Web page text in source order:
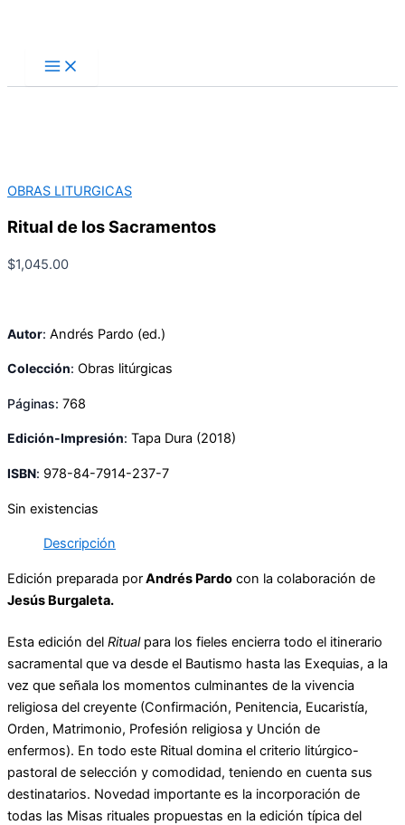
contenido
OBRAS LITURGICAS
Ritual de los Sacramentos
$1,045.00
Autor: Andrés Pardo (ed.)
Colección: Obras litúrgicas
Páginas: 768
Edición-Impresión: Tapa Dura (2018)
ISBN: 978-84-7914-237-7
Sin existencias
Descripción
Edición preparada porAndrés Pardo con la colaboración de
Jesús Burgaleta.
Esta edición del Ritualpara los fieles encierra todo el itinerario
sacramental que va desde el Bautismo hasta las Exequias, a la
vez que señala los momentos culminantes de la vivencia
religiosa del creyente (Confirmación, Penitencia, Eucaristía,
Orden, Matrimonio, Profesión religiosa y Unción de
enfermos). En todo este Ritual domina el criterio litúrgico-
pastoral de selección y comodidad, teniendo en cuenta sus
destinatarios. Novedad importante es la incorporación de
todas las Misas rituales propuestas en la edición típica del